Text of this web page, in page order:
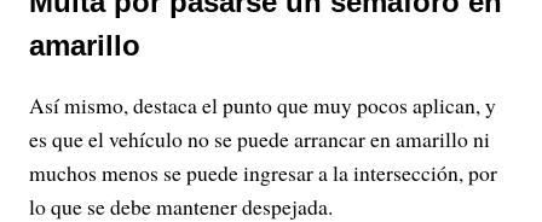
amarillo
Así mismo, destaca el punto que muy pocos aplican, y
es que el vehículo no se puede arrancar en amarillo ni
muchos menos se puede ingresar a la intersección, por
lo que se debe mantener despejada.